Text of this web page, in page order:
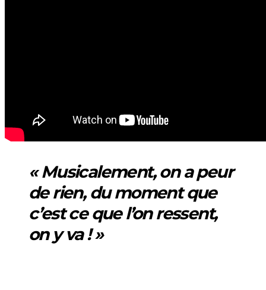
« Musicalement, on a peur
de rien, du moment que
c’est ce que l’on ressent,
on y va ! »